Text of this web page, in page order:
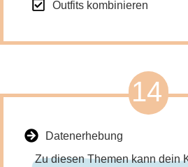
Outfits kombinieren
14
Datenerhebung
Zu diesen Themen kann dein